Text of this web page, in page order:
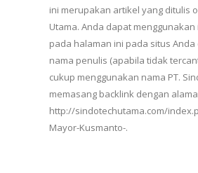
ini merupakan artikel yang ditulis
Utama. Anda dapat
pada halaman ini pada situs
nama penulis (apabila tidak
cukup menggunakan nama PT.
memasang backlink dengan
http://sindotechutama.com/
Mayor-Kusmanto-.